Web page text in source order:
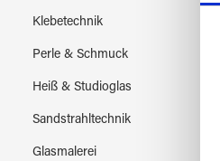
Klebetechnik
Perle & Schmuck
Heiß & Studioglas
Sandstrahltechnik
Glasmalerei